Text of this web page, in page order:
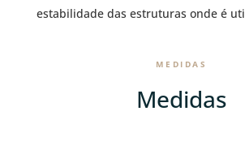
estabilidade das estruturas onde é
MEDIDAS
Medidas